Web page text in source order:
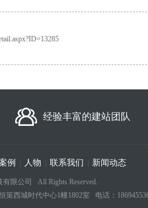
经验丰富的建站团队
例 人物 联系我们 新闻动态
限公司 All Rights Reserved.
西城时代中心1幢1802室 电话：